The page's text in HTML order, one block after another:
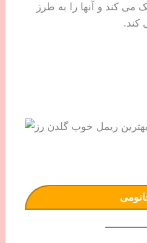
کند و آنها را به طرز
کند.